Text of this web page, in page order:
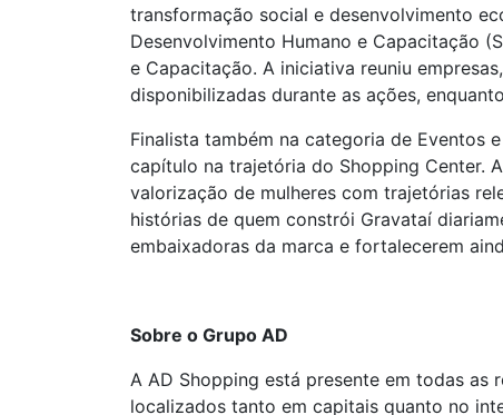
transformação social e desenvolvimento
Desenvolvimento Humano e Capacitação
e Capacitação. A iniciativa reuniu
disponibilizadas durante as ações,
Finalista também na categoria de Eventos
capítulo na trajetória do Shopping Center.
valorização de mulheres com trajetórias
histórias de quem constrói Gravataí
embaixadoras da marca e fortalecerem
Sobre o Grupo AD
A AD Shopping está presente em todas
localizados tanto em capitais quanto no